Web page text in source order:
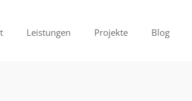
Leistungen Projekte Blog